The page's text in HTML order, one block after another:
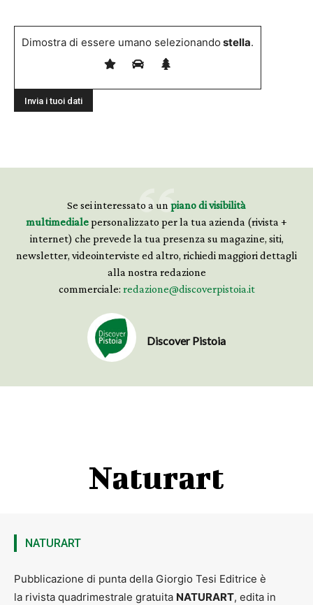
Dimostra di essere umano selezionando stella.
Promuovi la tua presenza online e
off line con Naturart e Discover
Pistoia
Se sei interessato a un piano di visibilità
multimedialepersonalizzato per la tua azienda (rivista +
internet) che prevede la tua presenza su magazine, siti,
newsletter, videointerviste ed altro, richiedi maggiori dettagli
alla nostra redazione
commerciale: redazione@discoverpistoia.it
Discover Pistoia
Naturart
NATURART
Pubblicazione di punta della Giorgio Tesi Editrice è
la rivista quadrimestrale gratuita NATURART, edita in